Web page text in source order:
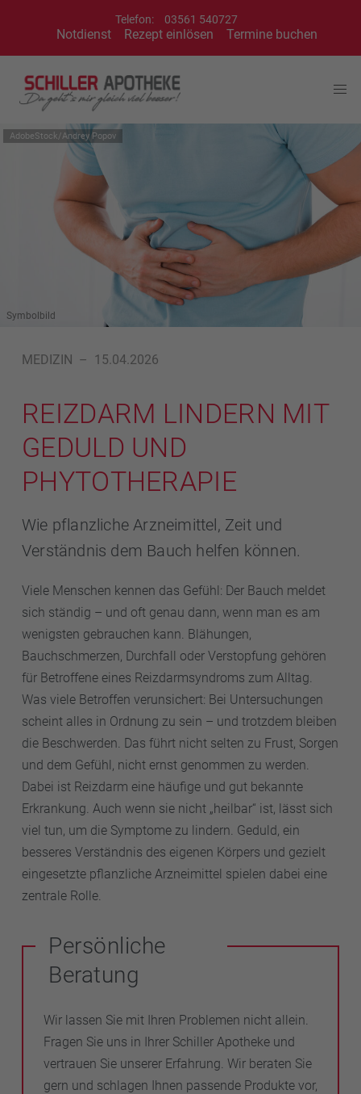
Telefon: 03561 540727
Notdienst Rezept einlösen Termine buchen
AdobeStock/Andrey Popov
Symbolbild
MEDIZIN – 15.04.2026
REIZDARM LINDERN MIT
GEDULD UND
PHYTOTHERAPIE
Wie pflanzliche Arzneimittel, Zeit und
Verständnis dem Bauch helfen können.
Viele Menschen kennen das Gefühl: Der Bauch meldet
sich ständig – und oft genau dann, wenn man es am
wenigsten gebrauchen kann. Blähungen,
Bauchschmerzen, Durchfall oder Verstopfung gehören
für Betroffene eines Reizdarmsyndroms zum Alltag.
Was viele Betroffen verunsichert: Bei Untersuchungen
scheint alles in Ordnung zu sein – und trotzdem bleiben
die Beschwerden. Das führt nicht selten zu Frust, Sorgen
und dem Gefühl, nicht ernst genommen zu werden.
Dabei ist Reizdarm eine häufige und gut bekannte
Erkrankung. Auch wenn sie nicht „heilbar“ ist, lässt sich
viel tun, um die Symptome zu lindern. Geduld, ein
besseres Verständnis des eigenen Körpers und gezielt
eingesetzte pflanzliche Arzneimittel spielen dabei eine
zentrale Rolle.
Persönliche
Beratung
Wir lassen Sie mit Ihren Problemen nicht allein.
Fragen Sie uns in Ihrer Schiller Apotheke und
vertrauen Sie unserer Erfahrung. Wir beraten Sie
gern und schlagen Ihnen passende Produkte vor,